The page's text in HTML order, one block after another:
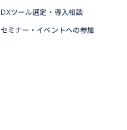
DXツール選定・導入相談
セミナー・イベントへの参加